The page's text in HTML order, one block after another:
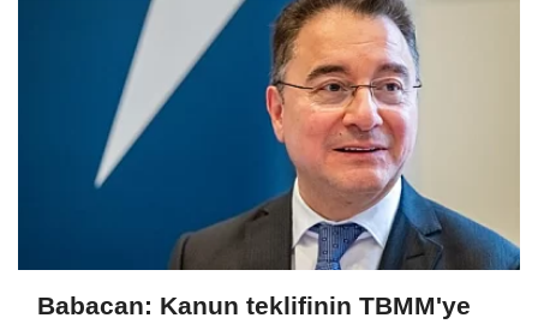
Babacan: Kanun teklifinin TBMM'ye